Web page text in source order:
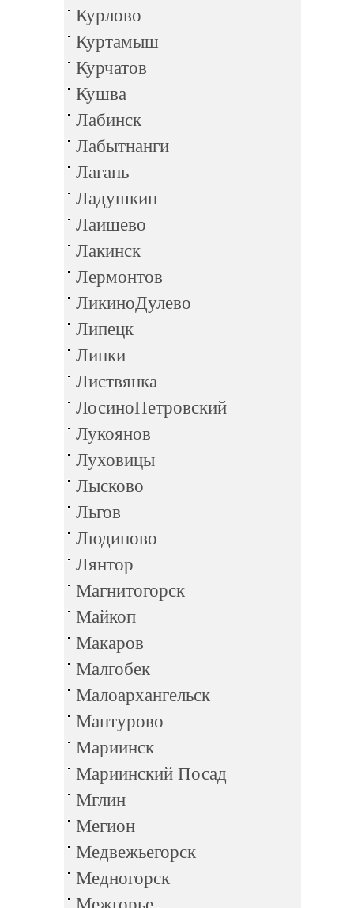
Курлово
Куртамыш
Курчатов
Кушва
Лабинск
Лабытнанги
Лагань
Ладушкин
Лаишево
Лакинск
Лермонтов
ЛикиноДулево
Липецк
Липки
Листвянка
ЛосиноПетровский
Лукоянов
Луховицы
Лысково
Льгов
Людиново
Лянтор
Магнитогорск
Майкоп
Макаров
Малгобек
Малоархангельск
Мантурово
Мариинск
Мариинский Посад
Мглин
Мегион
Медвежьегорск
Медногорск